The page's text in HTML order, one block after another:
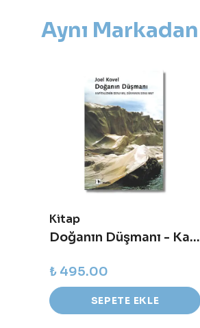
Aynı Markadan
Kitap
Doğanın Düşmanı - Kapitalizmin Sonu mu, Dünyanın Sonu mu?
₺ 495.00
SEPETE EKLE